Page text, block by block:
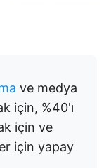
ve medya
için, %40'ı
için ve
için yapay